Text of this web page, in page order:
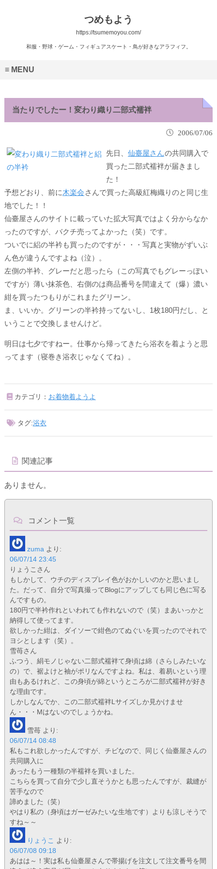
つめもよう
https://tsumemoyou.com/
和服・野球・ゲーム・フィギュアスケート・鳥が好きなアラフィフ。
MENU
当たりでしたー！変わり織り二部式襦袢
2006/07/06
先日、 仙臺屋さんの共同購入で
買った二部式襦袢が届きまし
た！
予想どおり、前に木楽会 さんで買った高級紅梅織りのと同じ生
地でした！！
仙臺屋さんのサイトに載っていた拡大写真ではよく分からなか
ったのですが、バクチ売ってよかった（笑）です。
ついでに絽の半衿も買ったのですが・・・写真と実物がずいぶ
ん色が違うんですよね（泣）。
左側の半衿、グレーだと思ったら（この写真でもグレーっぽい
ですが）薄い抹茶色、右側のは商品番号を間違えて
（爆）濃い
紺を買ったつもりがこれまたグリーン。
ま、いいか。グリーンの半衿持ってないし、1枚180円だし、と
いうことで交換しませんけど。
明日は七夕ですねー。仕事から帰ってきたら浴衣を着ようと思
ってます（寝巻き浴衣じゃなくてね）。
カテゴリ： お着物着ようよ
タグ:浴衣
関連記事
ありません。
コメント一覧
zuma より:
06/07/14 23:45
りょうこさん
もしかして、ウチのディスプレイ色がおかしいのかと思いまし
た。だって、自分で写真撮ってBlogにアップしても同じ色に写る
んですもの。
180円で半衿作れといわれても作れないので（笑）まあいっかと
納得して使ってます。
欲しかった紺は、ダイソーで紺色のてぬぐいを買ったのでそれで
ヨシとします（笑）。
雪苺さん
ふつう、絹モノじゃない二部式襦袢て身頃は綿（さらしみたいな
の）で、裾よけと袖がポリなんですよね。私は、着易いという理
由もあるけれど、この身頃が綿というところが二部式襦袢が好き
な理由です。
しかしなんでか、この二部式襦袢Lサイズしか見かけませ
ん・・・Mはないのでしょうかね。
雪苺 より:
06/07/14 08:48
私もこれ欲しかったんですが、チビなので、同じく仙臺屋さんの
共同購入に
あったもう一種類の半襦袢を買いました。
こちらを買って自分で少し直そうかとも思ったんですが、裁縫が
苦手なので
諦めました（笑）
やはり私の（身頃はガーゼみたいな生地です）よりも涼しそうで
すね～～
りょうこ
より:
06/07/08 09:18
あはは～！実は私も仙臺屋さんで帯揚げを注文して注文番号を間